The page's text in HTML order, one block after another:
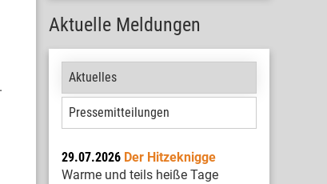
Aktuelle Meldungen
Aktuelles
Pressemitteilungen
29.07.2026 Der Hitzeknigge
Warme und teils heiße Tage